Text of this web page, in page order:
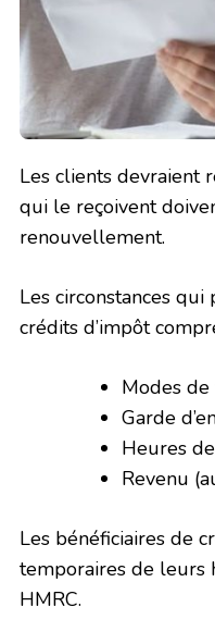
Les clients devraient
qui le reçoivent
renouvellement.
Les circonstances
crédits d’impôt
Modes de
Garde
Heures
Revenu
Les bénéficiaires de
temporaires de leurs
HMRC.